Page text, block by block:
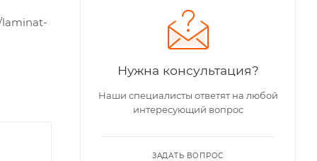
laminat-
Нужна консультация?
Наши специалисты ответят на любой
интересующий вопрос
ЗАДАТЬ ВОПРОС